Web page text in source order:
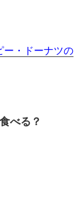
ー・ドーナツの
べる？